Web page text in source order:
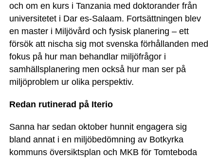
och om en kurs i Tanzania med doktorander från
universitetet i Dar es-Salaam. Fortsättningen blev
en master i Miljövård och fysisk planering – ett
försök att nischa sig mot svenska förhållanden med
fokus på hur man behandlar miljöfrågor i
samhällsplanering men också hur man ser på
miljöproblem ur olika perspektiv.
Redan rutinerad på Iterio
Sanna har sedan oktober hunnit engagera sig
bland annat i en miljöbedömning av Botkyrka
kommuns översiktsplan och MKB för Tomteboda